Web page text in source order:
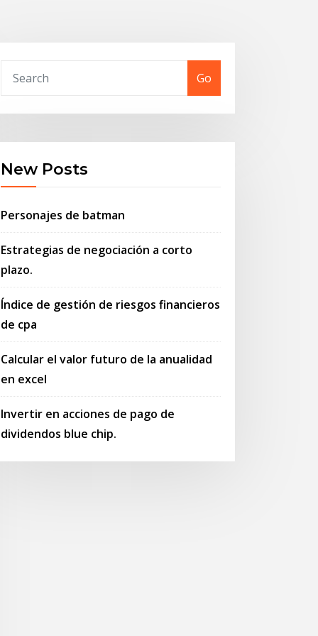
Go
New Posts
Personajes de batman
Estrategias de negociación a corto
plazo.
Índice de gestión de riesgos financieros
de cpa
Calcular el valor futuro de la anualidad
en excel
Invertir en acciones de pago de
dividendos blue chip.